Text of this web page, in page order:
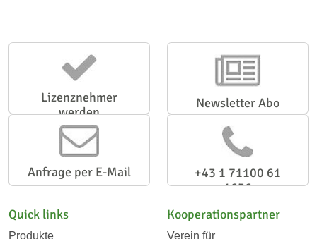
Lizenznehmer
werden
Newsletter Abo
Anfrage per E-Mail
+43 1 71100 61
1656
Quick links
Produkte
Kooperationspartner
Verein für